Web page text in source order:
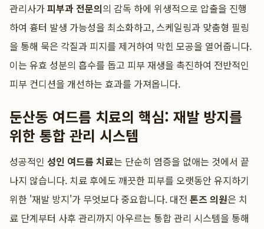
관리사가피부과 전문의의 감독 하에 위생적으로 압출을 진행
하여 흉터 발생 가능성을 최소화하고, 스케일링과 맞춤형 필링
을 통해 묵은 각질과 피지를 제거하여 막힌 모공을 열어줍니다.
이는 유효 성분의 흡수를 돕고 피부 재생을 촉진하여 전반적인
피부 컨디션을 개선하는 효과를 가져옵니다.
둔산동 여드름 치료의 핵심: 재발 방지를
위한 통합 관리 시스템
성공적인 성인 여드름 치료는 단순히 염증을 없애는 것에서 끝
나지 않습니다. 치료 후에도 깨끗한 피부를 오랫동안 유지하기
위한 '재발 방지'가 무엇보다 중요합니다. 대전 톤즈 의원은 치
료 단계부터 사후 관리까지 아우르는 통합 관리 시스템을 통해